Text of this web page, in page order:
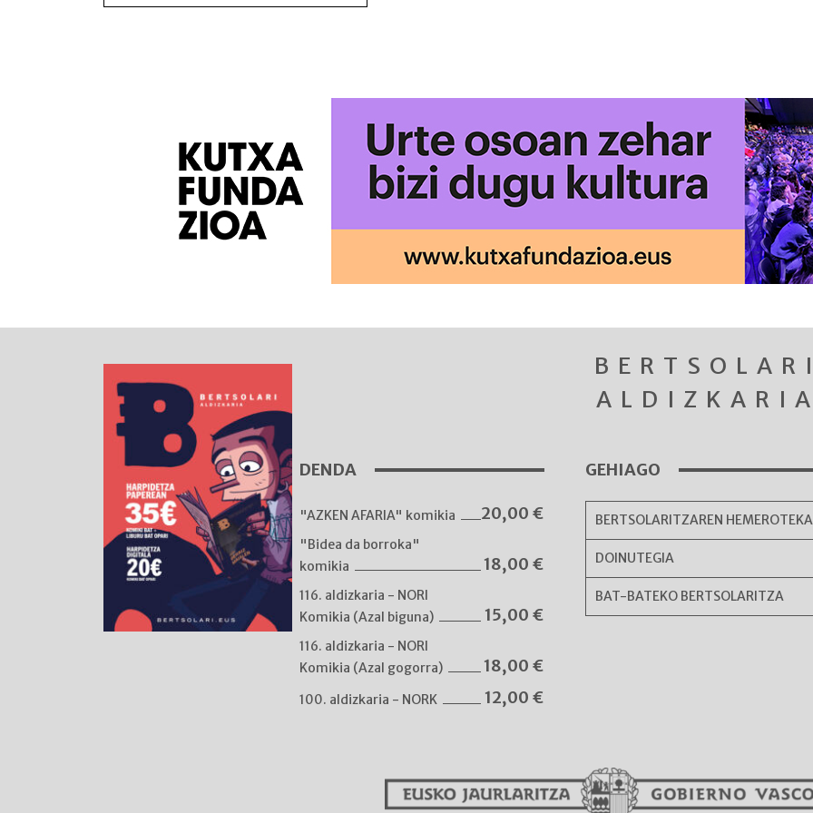
DENDA
"AZKEN AFARIA" komikia 20,00 €
"Bidea da borroka"
komikia
18,00 €
116. aldizkaria - NORI
Komikia (Azal biguna)
15,00 €
116. aldizkaria - NORI
Komikia (Azal gogorra)
18,00 €
100. aldizkaria - NORK 12,00 €
GEHIAGO
BERTSOLARITZAREN HEMEROTEKA
DOINUTEGIA
BAT-BATEKO BERTSOLARITZA